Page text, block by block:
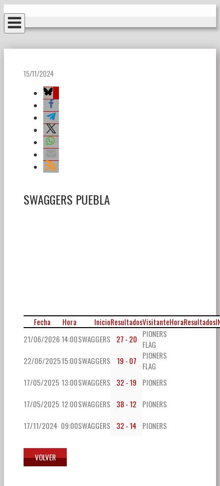
al
contenido
15/11/2024
SWAGGERS PUEBLA
Fecha Hora InicioResultadosVisitanteHoraResultados
21/06/2026 14:00SWAGGERS 27 - 20 PIONERS
FLAG
22/06/202515:00SWAGGERS 19 - 07
PIONERS
FLAG
17/05/2025 13:00SWAGGERS 32 - 19
PIONERS
17/05/2025 12:00SWAGGERS 38 - 12
PIONERS
17/11/2024 09:00SWAGGERS 32 - 14 PIONERS